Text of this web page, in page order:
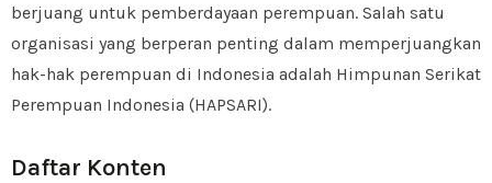
berjuang untuk pemberdayaan perempuan. Salah satu
organisasi yang berperan penting dalam memperjuangkan
hak-hak perempuan di Indonesia adalah Himpunan Serikat
Perempuan Indonesia (HAPSARI).
Daftar Konten